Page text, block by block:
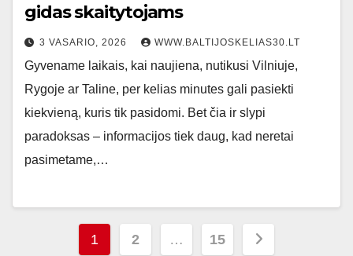
gidas skaitytojams
3 VASARIO, 2026 WWW.BALTIJOSKELIAS30.LT
Gyvename laikais, kai naujiena, nutikusi Vilniuje,
Rygoje ar Taline, per kelias minutes gali pasiekti
kiekvieną, kuris tik pasidomi. Bet čia ir slypi
paradoksas – informacijos tiek daug, kad neretai
pasimetame,…
Įrašų
1 2 … 15